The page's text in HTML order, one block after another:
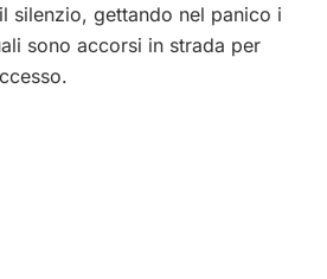
silenzio, gettando nel panico i
sono accorsi in strada per